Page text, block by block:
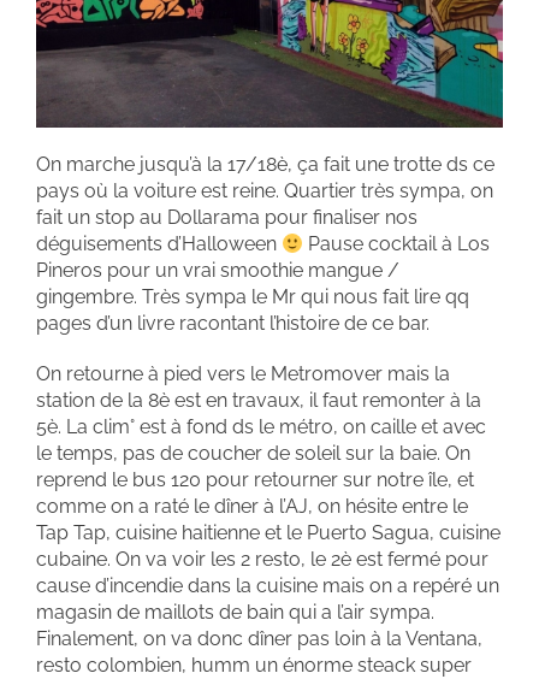
On marche jusqu’à la 17/18è, ça fait une trotte ds ce
pays où la voiture est reine. Quartier très sympa, on
fait un stop au Dollarama pour finaliser nos
déguisements d’Halloween
Pause cocktail à Los
Pineros pour un vrai smoothie mangue /
gingembre. Très sympa le Mr qui nous fait lire qq
pages d’un livre racontant l’histoire de ce bar.
On retourne à pied vers le Metromover mais la
station de la 8è est en travaux, il faut remonter à la
5è. La clim° est à fond ds le métro, on caille et avec
le temps, pas de coucher de soleil sur la baie. On
reprend le bus 120 pour retourner sur notre île, et
comme on a raté le dîner à l’AJ, on hésite entre le
Tap Tap, cuisine haitienne et le Puerto Sagua, cuisine
cubaine. On va voir les 2 resto, le 2è est fermé pour
cause d’incendie dans la cuisine mais on a repéré un
magasin de maillots de bain qui a l’air sympa.
Finalement, on va donc dîner pas loin à la Ventana,
resto colombien, humm un énorme steack super